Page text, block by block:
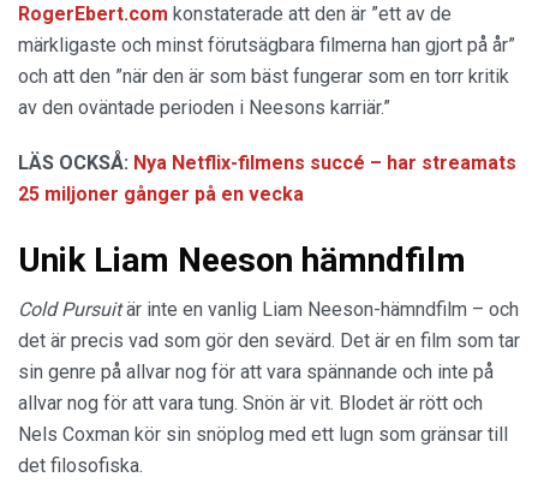
RogerEbert.com konstaterade att den är ”ett av de
märkligaste och minst förutsägbara filmerna han gjort på år”
och att den ”när den är som bäst fungerar som en torr kritik
av den oväntade perioden i Neesons karriär.”
LÄS OCKSÅ: Nya Netflix-filmens succé – har streamats
25 miljoner gånger på en vecka
Unik Liam Neeson hämndfilm
Cold Pursuitär inte en vanlig Liam Neeson-hämndfilm – och
det är precis vad som gör den sevärd. Det är en film som tar
sin genre på allvar nog för att vara spännande och inte på
allvar nog för att vara tung. Snön är vit. Blodet är rött och
Nels Coxman kör sin snöplog med ett lugn som gränsar till
det filosofiska.